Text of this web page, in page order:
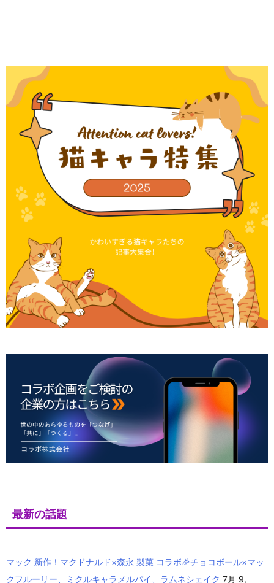
最新の話題
マック 新作！マクドナルド×森永 製菓 コラボ🎉チョコボール×マッ
クフルーリー、ミクルキャラメルパイ、ラムネシェイク 7月 9,